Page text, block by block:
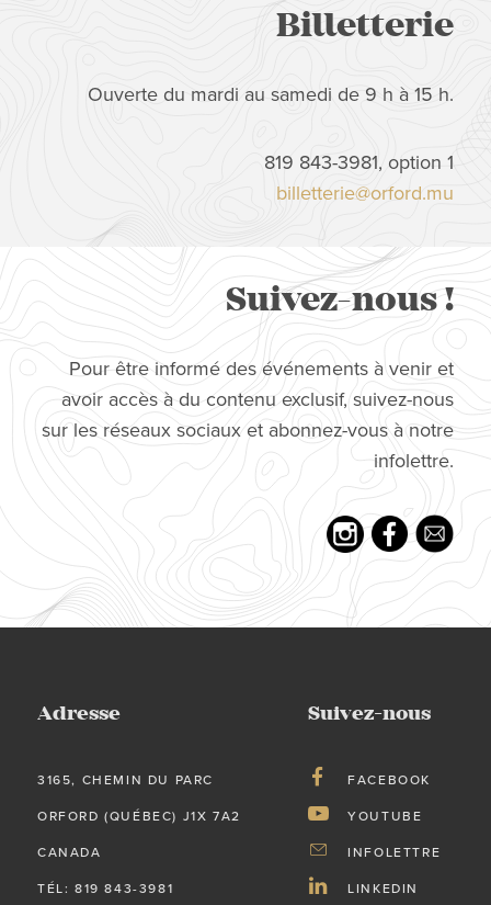
Billetterie
Ouverte du mardi au samedi de 9 h à 15 h.
819 843-3981, option 1
billetterie@orford.mu
Suivez-nous !
Pour être informé des événements à venir et
avoir accès à du contenu exclusif, suivez-nous
sur les réseaux sociaux et abonnez-vous à notre
infolettre.
Adresse
3165, CHEMIN DU PARC
ORFORD (QUÉBEC) J1X 7A2
CANADA
TÉL: 819 843-3981
Suivez-nous
FACEBOOK
YOUTUBE
INFOLETTRE
LINKEDIN